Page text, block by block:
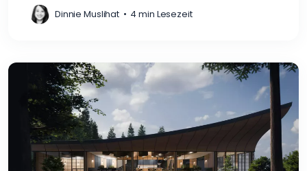
Dinnie Muslihat • 4 min Lesezeit